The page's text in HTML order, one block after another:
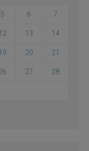
5 6 7
13 14
20 21
27 28